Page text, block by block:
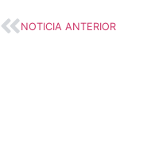
NOTICIA ANTERIOR